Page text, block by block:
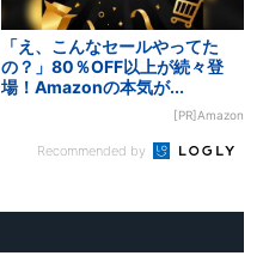
「え、こんなセールやってた
の？」80％OFF以上が続々登
場！Amazonの本気が...
[PR]Amazon
Recommended by